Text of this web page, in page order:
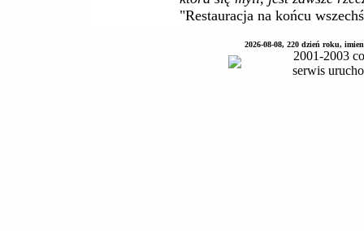
"Restauracja na końcu
2026-08-08, 220 dzień roku,
2001-2003
serwis